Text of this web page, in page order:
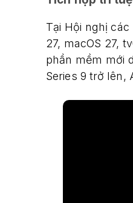
Tại Hội nghị các
27, macOS 27,
phần mềm mới
Series 9 trở lên,